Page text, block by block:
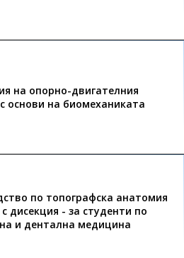
на опорно-двигателния
основи на биомеханиката
по топографска анатомия
дисекция - за студенти по
и дентална медицина